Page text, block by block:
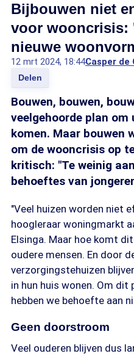
Bijbouwen niet
voor wooncrisis:
nieuwe
12 mrt 2024, 18:44Casper de
Delen
Bouwen, bouwen,
veelgehoorde plan
komen. Maar bouwen
om de wooncrisis op
kritisch: "Te weinig
behoeftes van
"Veel huizen worden niet
hoogleraar woningmarkt
Elsinga. Maar hoe komt
oudere mensen. En door
verzorgingstehuizen
in hun huis wonen. Om dit
hebben we behoefte aan
Geen doorstroom
Veel ouderen blijven dus